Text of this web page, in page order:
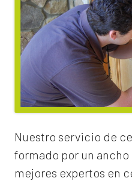
Nuestro servicio de
formado por un
mejores expertos en